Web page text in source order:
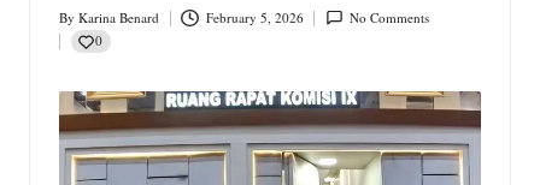
Posted
by
By Karina Benard February 5, 2026
No Comments
0